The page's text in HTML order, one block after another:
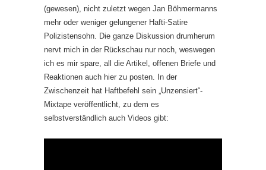
(gewesen), nicht zuletzt wegen Jan Böhmermanns
mehr oder weniger gelungener Hafti-Satire
Polizistensohn. Die ganze Diskussion drumherum
nervt mich in der Rückschau nur noch, weswegen
ich es mir spare, all die Artikel, offenen Briefe und
Reaktionen auch hier zu posten. In der
Zwischenzeit hat Haftbefehl sein „Unzensiert“-
Mixtape veröffentlicht, zu dem es
selbstverständlich auch Videos gibt: